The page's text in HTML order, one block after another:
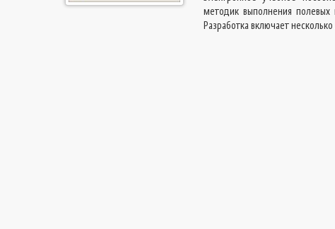
методик выполнения полевых
Разработка включает несколько